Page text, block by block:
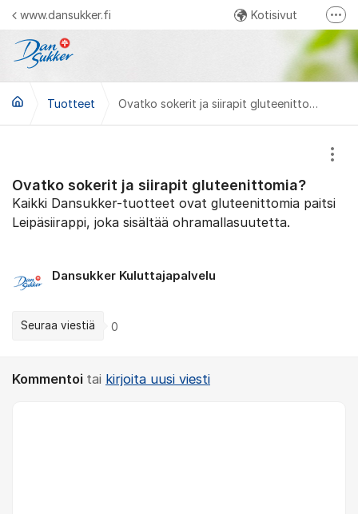
Siirry sisältöön
www.dansukker.fi Kotisivut
Instagram Dansukker Suomi
YouTube Dansukker Suomi
Tuotteet Ovatko sokerit ja siirapit gluteenittomia?
Ovatko sokerit ja siirapit gluteenittomia?
Kaikki Dansukker-tuotteet ovat gluteenittomia paitsi
Leipäsiirappi, joka sisältää ohramallasuutetta.
Dansukker Kuluttajapalvelu
Seuraa viestiä 0
Kommentoi tai kirjoita uusi viesti